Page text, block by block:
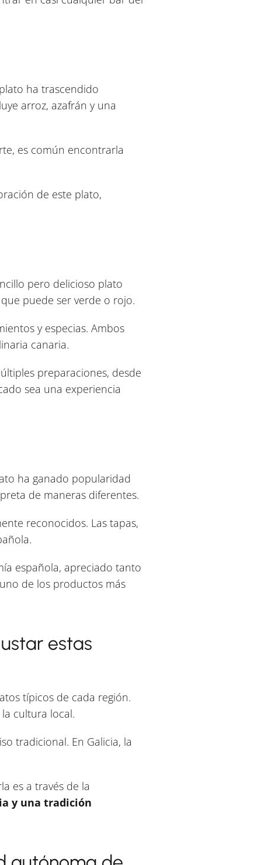
ha trascendido
arroz, azafrán y una
es común encontrarla
de este plato,
pero delicioso plato
puede ser verde o rojo.
y especias. Ambos
canaria.
preparaciones, desde
sea una experiencia
ha ganado popularidad
de maneras diferentes.
reconocidos. Las tapas,
española, apreciado tanto
de los productos más
estas
típicos de cada región.
cultura local.
tradicional. En Galicia, la
es a través de la
y una tradición